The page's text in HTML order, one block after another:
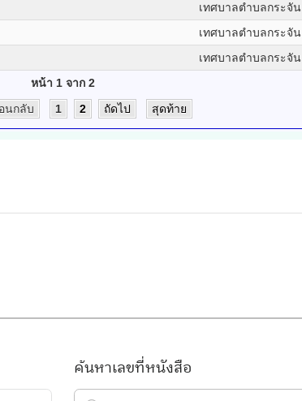
เทศบาลตำบลกระจัน
เทศบาลตำบลกระจัน
เทศบาลตำบลกระจัน
หน้า 1 จาก 2
นกลับ 1 2 ถัดไป สุดท้าย